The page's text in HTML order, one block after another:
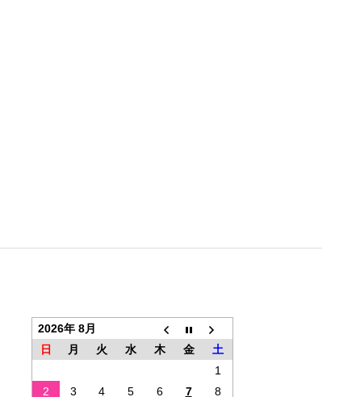
2026年 8月
日
月 火 水 木 金
土
1
2
3 4 5 6 7 8